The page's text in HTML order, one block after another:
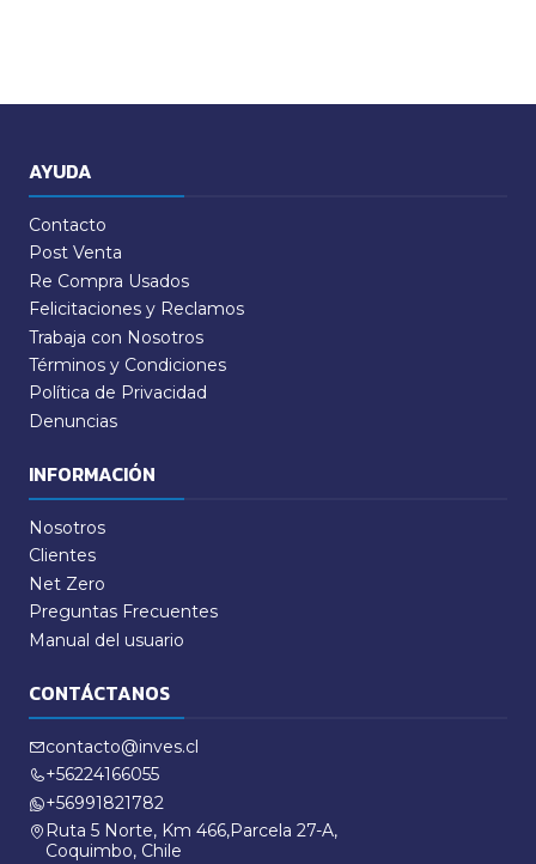
AYUDA
Contacto
Post Venta
Re Compra Usados
Felicitaciones y Reclamos
Trabaja con Nosotros
Términos y Condiciones
Política de Privacidad
Denuncias
INFORMACIÓN
Nosotros
Clientes
Net Zero
Preguntas Frecuentes
Manual del usuario
CONTÁCTANOS
contacto@inves.cl
+56224166055
+56991821782
Ruta 5 Norte, Km 466,Parcela 27-A,
Coquimbo, Chile